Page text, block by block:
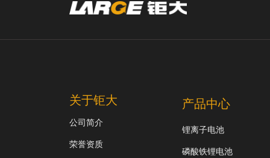
关于钜大
公司简介
荣誉资质
产品中心
锂离子电池
磷酸铁锂电池